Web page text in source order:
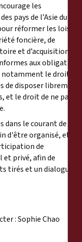
les
pays de l’Asie du
réformer les lois et
foncière, de
et d’acquisition des
aux obligations
le droit à
disposer librement
et le droit de ne pas
dans le courant de
d'être organisé, et
de
privé, afin de
tirés et un dialogue
: Sophie Chao